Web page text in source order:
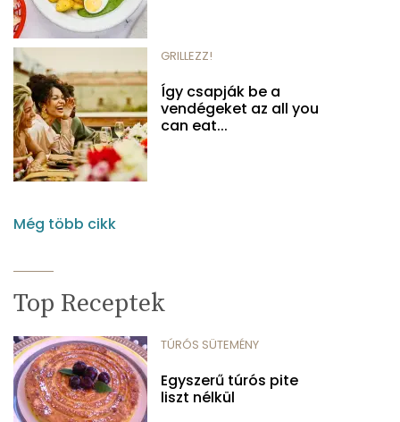
GRILLEZZ!
Így csapják be a
vendégeket az all you
can eat...
Még több cikk
Top Receptek
TÚRÓS SÜTEMÉNY
Egyszerű túrós pite
liszt nélkül